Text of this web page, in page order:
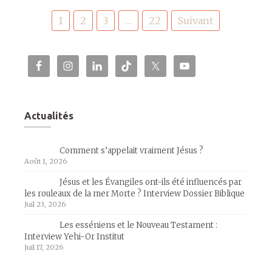
Pagination
1 2 3 … 22 Suivant
Actualités
Comment s’appelait vraiment Jésus ?
Août 1, 2026
Jésus et les Évangiles ont-ils été influencés par
les rouleaux de la mer Morte ? Interview Dossier Biblique
Juil 23, 2026
Les esséniens et le Nouveau Testament :
Interview Yehi-Or Institut
Juil 17, 2026